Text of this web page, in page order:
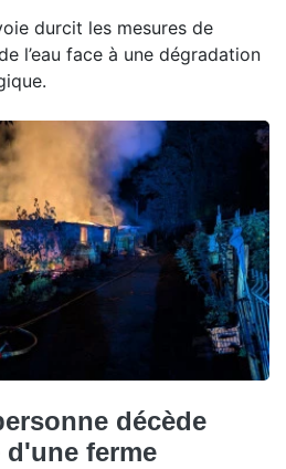
durcit les mesures de
l’eau face à une dégradation
décède
ferme